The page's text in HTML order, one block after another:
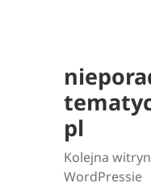
pl
Kolejna
WordPressie